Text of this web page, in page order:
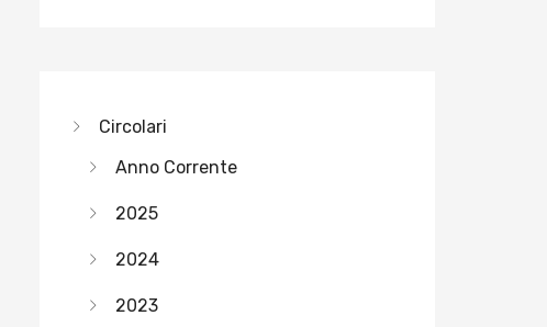
Circolari
Anno Corrente
2025
2024
2023